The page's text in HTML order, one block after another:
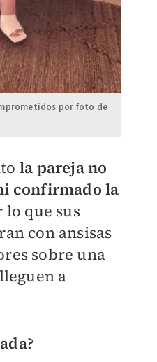
por foto de
la pareja no
confirmado la
lo que sus
con ansisas
sobre una
a